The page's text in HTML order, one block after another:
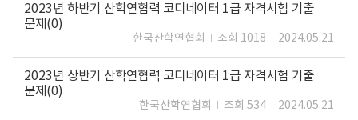
2023년 하반기 산학연협력 코디네이터 1급 자격시험 기출
문제(0)
한국산학연협회 조회 1018 2024.05.21
2023년 상반기 산학연협력 코디네이터 1급 자격시험 기출
문제(0)
한국산학연협회 조회 534 2024.05.21